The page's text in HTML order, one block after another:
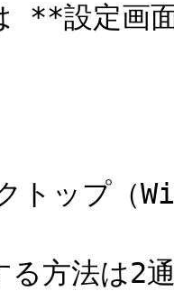
**設定画
ップ（
る方法は2